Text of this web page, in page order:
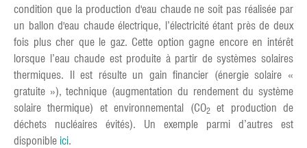
condition que la production d'eau chaude ne soit pas réalisée par
un ballon d'eau chaude électrique, l’électricité étant près de deux
fois plus cher que le gaz. Cette option gagne encore en intérêt
lorsque l’eau chaude est produite à partir de systèmes solaires
thermiques. Il est résulte un gain financier (énergie solaire «
gratuite »), technique (augmentation du rendement du système
solaire thermique) et environnemental (CO2et production de
déchets nucléaires évités). Un exemple parmi d’autres est
disponible ici.